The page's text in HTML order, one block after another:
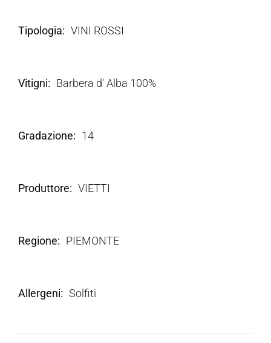
Tipologia VINI ROSSI
Vitigni Barbera d' Alba 100%
Gradazione 14
Produttore VIETTI
Regione PIEMONTE
Allergeni Solfiti